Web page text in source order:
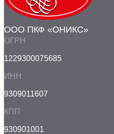
ООО ПКФ «ОНИКС»
ОГРН
1229300075685
ИНН
9309011607
КПП
930901001